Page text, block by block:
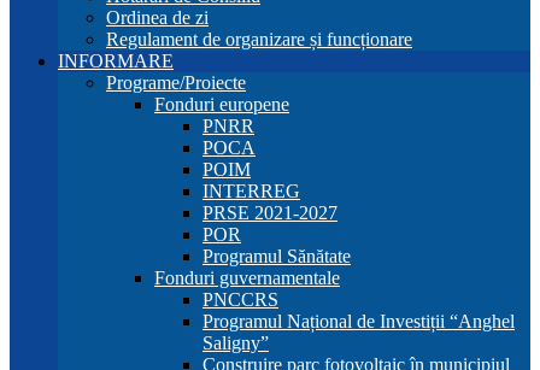
Ordinea de zi
Regulament de organizare și funcționare
INFORMARE
Programe/Proiecte
Fonduri europene
PNRR
POCA
POIM
INTERREG
PRSE 2021-2027
POR
Programul Sănătate
Fonduri guvernamentale
PNCCRS
Programul Național de Investiții “Anghel
Saligny”
Construire parc fotovoltaic în municipiul